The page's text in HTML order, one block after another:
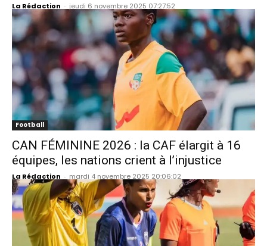
La Rédaction - jeudi 6 novembre 2025 07:27:52
Football
CAN FÉMININE 2026 : la CAF élargit à 16
équipes, les nations crient à l’injustice
La Rédaction - mardi 4 novembre 2025 20:06:02